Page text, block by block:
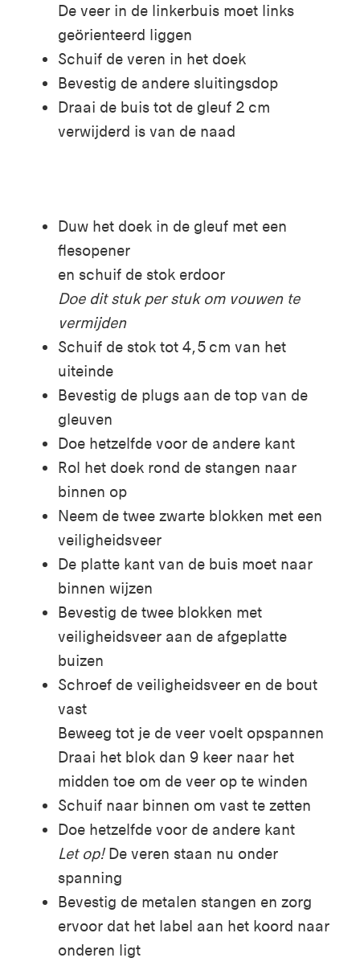
De veer in de linkerbuis moet links
geörienteerd liggen
Schuif de veren in het doek
Bevestig de andere sluitingsdop
Draai de buis tot de gleuf 2 cm
verwijderd is van de naad
Duw het doek in de gleuf met een
flesopener
en schuif de stok erdoor
Doe dit stuk per stuk om vouwen te
vermijden
Schuif de stok tot 4,5 cm van het
uiteinde
Bevestig de plugs aan de top van de
gleuven
Doe hetzelfde voor de andere kant
Rol het doek rond de stangen naar
binnen op
Neem de twee zwarte blokken met een
veiligheidsveer
De platte kant van de buis moet naar
binnen wijzen
Bevestig de twee blokken met
veiligheidsveer aan de afgeplatte
buizen
Schroef de veiligheidsveer en de bout
vast
Beweeg tot je de veer voelt opspannen
Draai het blok dan 9 keer naar het
midden toe om de veer op te winden
Schuif naar binnen om vast te zetten
Doe hetzelfde voor de andere kant
Let op!De veren staan nu onder
spanning
Bevestig de metalen stangen en zorg
ervoor dat het label aan het koord naar
onderen ligt